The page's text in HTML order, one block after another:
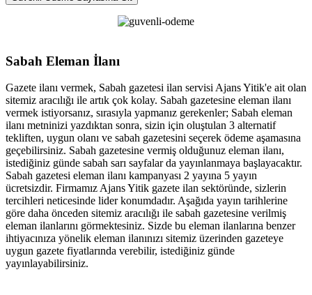
Sabah Eleman İlanı
Gazete ilanı vermek, Sabah gazetesi ilan servisi Ajans Yitik'e ait olan
sitemiz aracılığı ile artık çok kolay. Sabah gazetesine eleman ilanı
vermek istiyorsanız, sırasıyla yapmanız gerekenler; Sabah eleman
ilanı metninizi yazdıktan sonra, sizin için oluştulan 3 alternatif
tekliften, uygun olanı ve sabah gazetesini seçerek ödeme aşamasına
geçebilirsiniz. Sabah gazetesine vermiş olduğunuz eleman ilanı,
istediğiniz günde sabah sarı sayfalar da yayınlanmaya başlayacaktır.
Sabah gazetesi eleman ilanı kampanyası 2 yayına 5 yayın
ücretsizdir. Firmamız Ajans Yitik gazete ilan sektöründe, sizlerin
tercihleri neticesinde lider konumdadır. Aşağıda yayın tarihlerine
göre daha önceden sitemiz aracılığı ile sabah gazetesine verilmiş
eleman ilanlarını görmektesiniz. Sizde bu eleman ilanlarına benzer
ihtiyacınıza yönelik eleman ilanınızı sitemiz üzerinden gazeteye
uygun gazete fiyatlarında verebilir, istediğiniz günde
yayınlayabilirsiniz.